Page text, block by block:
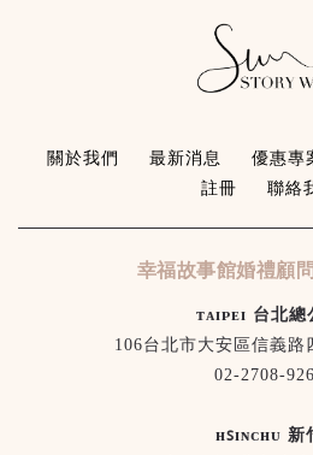
關於我們 最新消息 優惠專
註冊
聯絡
幸福故事館婚禮顧
ᴛᴀɪᴘᴇɪ 台北總
106台北市大安區信義路
02-2708-
ʜꜱɪɴᴄʜᴜ 新